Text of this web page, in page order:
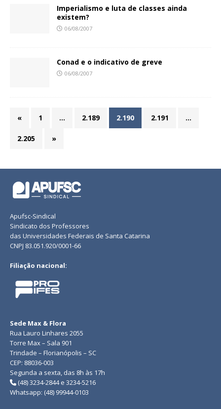
Imperialismo e luta de classes ainda
existem?
06/08/2007
Conad e o indicativo de greve
06/08/2007
« 1 … 2.189 2.190 2.191 …
2.205 »
Apufsc-Sindical
Sindicato dos Professores
das Universidades Federais de Santa Catarina
CNPJ 83.051.920/0001-66
Filiação nacional:
Sede Max & Flora
Rua Lauro Linhares 2055
Torre Max – Sala 901
Trindade – Florianópolis – SC
CEP: 88036-003
Segunda a sexta, das 8h às 17h
(48) 3234-2844 e 3234-5216
Whatsapp: (48) 99944-0103